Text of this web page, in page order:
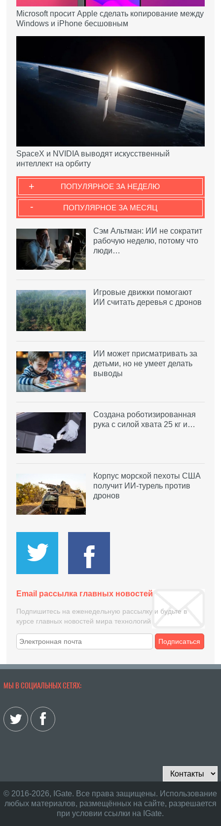
Microsoft просит Apple сделать копирование между
Windows и iPhone бесшовным
SpaceX и NVIDIA выводят искусственный
интеллект на орбиту
ПОПУЛЯРНОЕ ЗА НЕДЕЛЮ
+
ПОПУЛЯРНОЕ ЗА МЕСЯЦ
-
Сэм Альтман: ИИ не сократит
рабочую неделю, потому что
люди…
Игровые движки помогают
ИИ считать деревья с дронов
ИИ может присматривать за
детьми, но не умеет делать
выводы
Создана роботизированная
рука с силой хвата 25 кг и…
Корпус морской пехоты США
получит ИИ-турель против
дронов
Email рассылка главных новостей
Подпишитесь на еженедельную рассылку и будьте в
курсе главных новостей мира технологий
Подписаться
МЫ В СОЦИАЛЬНЫХ СЕТЯХ:
© 2016-2026, IGate. Все права защищены. Использование
любых материалов, размещённых на сайте, разрешается
при условии ссылки на IGate.